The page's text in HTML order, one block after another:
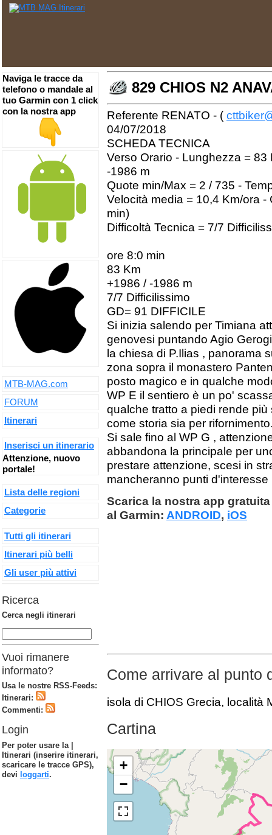
829 CHIOS N2
Referente RENATO - (
04/07/2018
SCHEDA TECNICA
Verso Orario - Lunghezza =
-1986 m
Quote min/Max = 2 / 735 -
Velocità media = 10,4 Km/ora
min)
Difficoltà Tecnica = 7/7
ore 8:0 min
83 Km
+1986 / -1986 m
7/7 Difficilissimo
GD= 91 DIFFICILE
Si inizia salendo per Timiana
genovesi puntando Agio
la chiesa di P.Ilias , panorama
zona sopra il monastero
posto magico e in qualche
WP E il sentiero è un po'
qualche tratto a piedi rende
come storia sia per
Si sale fino al WP G ,
abbandona la principale per
prestare attenzione, scesi in
mancheranno punti d'interesse
Scarica la nostra app
al Garmin: ANDROID, iOS
Come arrivare al punto
isola di CHIOS Grecia, località
Cartina
+
−
Naviga le tracce da
telefono o mandale al
tuo Garmin con 1 click
con la nostra app
MTB-MAG.com
FORUM
Itinerari
Inserisci un itinerario
Attenzione, nuovo
portale!
Lista delle regioni
Categorie
Tutti gli itinerari
Itinerari più belli
Gli user più attivi
Ricerca
Cerca negli itinerari
Vuoi rimanere
informato?
Usa le nostre RSS-Feeds:
Itinerari:
Commenti:
Login
Per poter usare la |
Itinerari (inserire itinerari,
scaricare le tracce GPS),
devi loggarti.